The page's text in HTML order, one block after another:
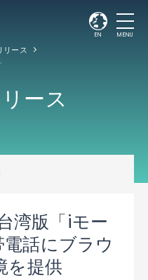
EN MENU
リース
ース
湾版「iモー
話にブラウ
を提供